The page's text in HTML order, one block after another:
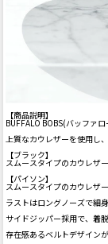
【商品説明】
BUFFALO BOBS(バッファ
上質なカウレザーを使用し
【ブラック】
スムースタイプのカウレザー
【パイソン】
スムースタイプのカウレザ
ラストはロングノーズで細
サイドジッパー採用で、着
存在感あるベルトデザイン